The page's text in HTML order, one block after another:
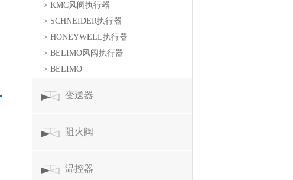
> KMC风阀执行器
> SCHNEIDER执行器
> HONEYWELL执行器
> BELIMO风阀执行器
> BELIMO
变送器
阻火阀
温控器